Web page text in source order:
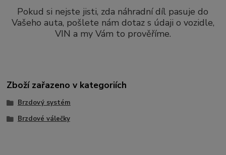
Pokud si nejste jisti, zda náhradní díl pasuje do
Vašeho auta, pošlete nám dotaz s údaji o vozidle,
VIN a my Vám to prověříme.
Zboží zařazeno v kategoriích
Brzdový systém
Brzdové válečky